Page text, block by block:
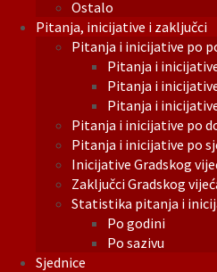
Ostalo
Pitanja, inicijative i zaključci
Pitanja i inicijative po
Pitanja i
Pitanja i
Pitanja i
Pitanja i inicijative po
Pitanja i inicijative po
Inicijative Gradskog
Zaključci Gradskog
Statistika pitanja i
Po godini
Po sazivu
Sjednice